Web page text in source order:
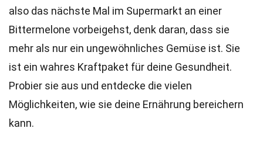
also das nächste Mal im Supermarkt an einer
Bittermelone vorbeigehst, denk daran, dass sie
mehr als nur ein ungewöhnliches Gemüse ist. Sie
ist ein wahres Kraftpaket für deine Gesundheit.
Probier sie aus und entdecke die vielen
Möglichkeiten, wie sie deine Ernährung bereichern
kann.